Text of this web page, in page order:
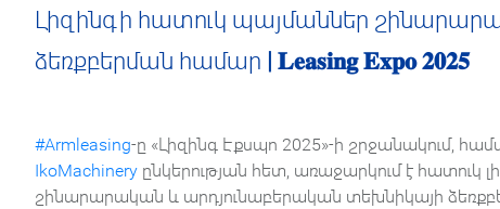
Լիզինգի հատուկ պայմաններ
ձեռքբերման համար | 𝐋𝐞𝐚𝐬𝐢𝐧𝐠 𝐄𝐱𝐩𝐨 𝟐𝟎𝟐𝟓
#Armleasing-ը «Լիզինգ Էքսպո 2025»-ի շրջանակում,
IkoMachinery ընկերության հետ, առաջարկում է հատուկ
շինարարական և արդյունաբերական տեխնիկայի